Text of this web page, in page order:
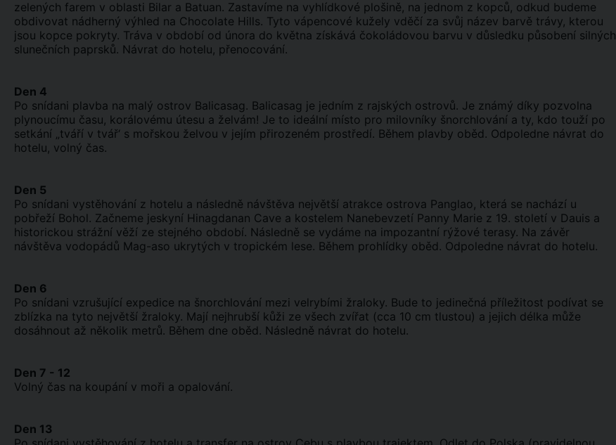
zelených farem v oblasti Bilar a Batuan. Zastavíme na vyhlídkové plošině, na jednom z kopců, odkud budeme
obdivovat nádherný výhled na Chocolate Hills. Tyto vápencové kužely vděčí za svůj název barvě trávy, kterou
jsou kopce pokryty. Tráva v období od února do května získává čokoládovou barvu v důsledku působení silných
slunečních paprsků. Návrat do hotelu, přenocování.
Den 4
Po snídani plavba na malý ostrov Balicasag. Balicasag je jedním z rajských ostrovů. Je známý díky pozvolna
plynoucímu času, korálovému útesu a želvám! Je to ideální místo pro milovníky šnorchlování a ty, kdo touží po
setkání „tváří v tvář‘ s mořskou želvou v jejím přirozeném prostředí. Během plavby oběd. Odpoledne návrat do
hotelu, volný čas.
Den 5
Po snídani vystěhování z hotelu a následně návštěva největší atrakce ostrova Panglao, která se nachází u
pobřeží Bohol. Začneme jeskyní Hinagdanan Cave a kostelem Nanebevzetí Panny Marie z 19. století v Dauis a
historickou strážní věží ze stejného období. Následně se vydáme na impozantní rýžové terasy. Na závěr
návštěva vodopádů Mag-aso ukrytých v tropickém lese. Během prohlídky oběd. Odpoledne návrat do hotelu.
Den 6
Po snídani vzrušující expedice na šnorchlování mezi velrybími žraloky. Bude to jedinečná příležitost podívat se
zblízka na tyto největší žraloky. Mají nejhrubší kůži ze všech zvířat (cca 10 cm tlustou) a jejich délka může
dosáhnout až několik metrů. Během dne oběd. Následně návrat do hotelu.
Den 7 - 12
Volný čas na koupání v moři a opalování.
Den 13